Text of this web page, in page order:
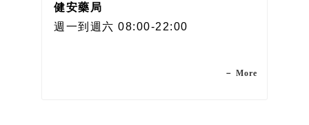
健安藥局
週一到週六 08:00-22:00
－ More